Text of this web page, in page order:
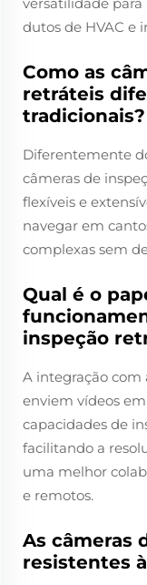
dutos de HVAC e
Como as
retráteis
tradicionais?
Diferentemente
câmeras de
flexíveis e
navegar em
complexas sem
Qual é o
inspeção
A integração com
enviem vídeos
capacidades de
facilitando a
uma melhor
e remotos.
As câmeras
resistentes